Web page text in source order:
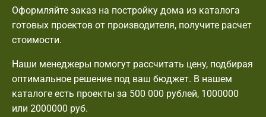
Оформляйте заказ на постройку дома из каталога
готовых проектов от производителя, получите расчет
стоимости.
Наши менеджеры помогут рассчитать цену, подбирая
оптимальное решение под ваш бюджет. В нашем
каталоге есть проекты за 500 000 рублей, 1000000
или 2000000 руб.